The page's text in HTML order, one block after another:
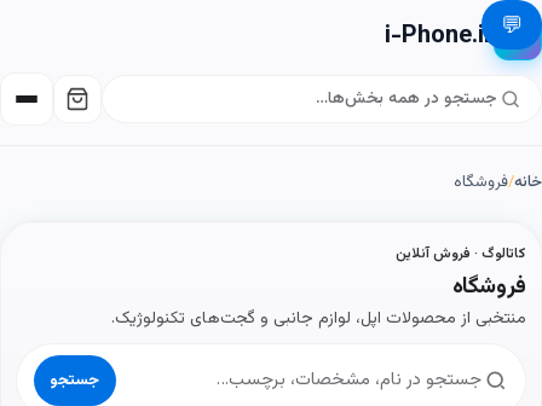
📱
i-Phone.ir
خانه/فروشگاه
کاتالوگ · فروش آنلاین
فروشگاه
منتخبی از محصولات اپل، لوازم جانبی و گجت‌های تکنولوژیک.
جستجو
💬